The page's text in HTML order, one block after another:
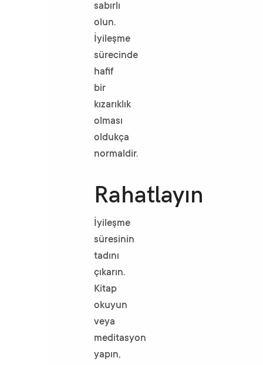
sabırlı
olun.
İyileşme
sürecinde
hafif
bir
kızarıklık
olması
oldukça
normaldir.
Rahatlayın
İyileşme
süresinin
tadını
çıkarın.
Kitap
okuyun
veya
meditasyon
yapın,